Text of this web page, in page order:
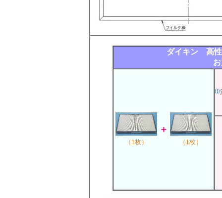
ダイキン 高性
＋
（1枚） （1枚）